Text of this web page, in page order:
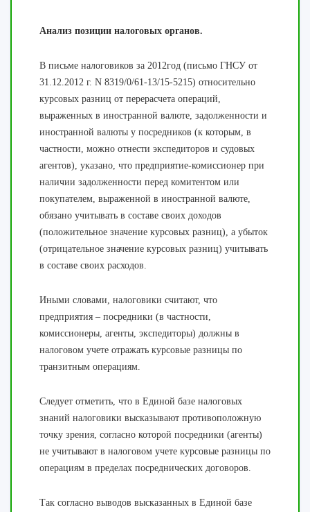
Анализ позиции налоговых органов.
В письме налоговиков за 2012год (письмо ГНСУ от
31.12.2012 г. N 8319/0/61-13/15-5215) относительно
курсовых разниц от перерасчета операций,
выраженных в иностранной валюте, задолженности и
иностранной валюты у посредников (к которым, в
частности, можно отнести экспедиторов и судовых
агентов), указано, что предприятие-комиссионер при
наличии задолженности перед комитентом или
покупателем, выраженной в иностранной валюте,
обязано учитывать в составе своих доходов
(положительное значение курсовых разниц), а убыток
(отрицательное значение курсовых разниц) учитывать
в составе своих расходов.
Иными словами, налоговики считают, что
предприятия – посредники (в частности,
комиссионеры, агенты, экспедиторы) должны в
налоговом учете отражать курсовые разницы по
транзитным операциям.
Следует отметить, что в Единой базе налоговых
знаний налоговики высказывают противоположную
точку зрения, согласно которой посредники (агенты)
не учитывают в налоговом учете курсовые разницы по
операциям в пределах посреднических договоров.
Так согласно выводов высказанных в Единой базе